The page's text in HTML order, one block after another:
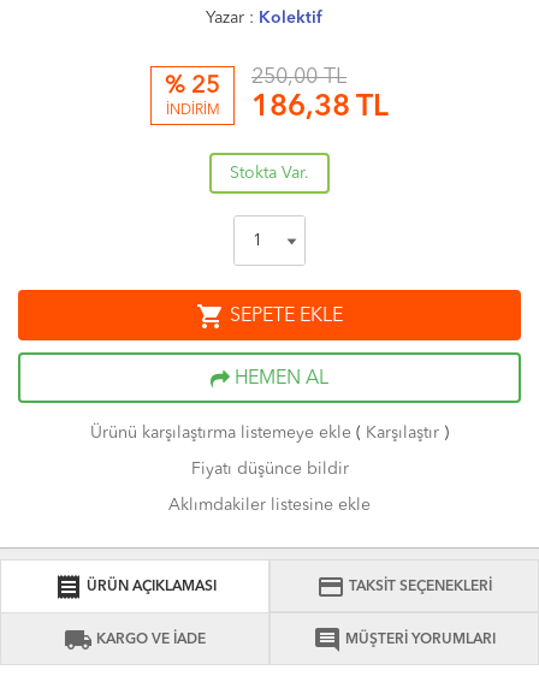
Yazar : Kolektif
% 25
İNDİRİM
250,00 TL
186,38 TL
Stokta Var.
shopping_cart SEPETE EKLE
HEMEN AL
Ürünü karşılaştırma listemeye ekle ( Karşılaştır )
Fiyatı düşünce bildir
Aklımdakiler listesine ekle
receipt ÜRÜN AÇIKLAMASI credit_card TAKSİT SEÇENEKLERİ
local_shipping KARGO VE İADE comment MÜŞTERİ YORUMLARI